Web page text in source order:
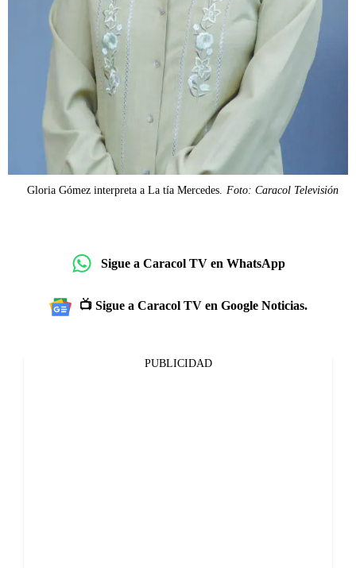
Gloria Gómez interpreta a La tía Mercedes. Foto: Caracol Televisión
Sigue a Caracol TV en WhatsApp
📺 Sigue a Caracol TV en Google Noticias.
PUBLICIDAD